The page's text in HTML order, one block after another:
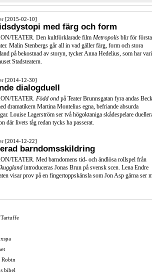
[2015-02-10]
med färg och form
TEATER. Den kultförklarade film Metropolis blir för första
Malin Stenbergs går all in vad gäller färg, form och stora
på bekostnad av storyn, tycker Anna Hedelius, som har
Stadsteatern.
[2014-12-30]
dialogduell
TEATER. Född ond på Teater Brunnsgatan fyra andas
dramatikern Martina Montelius egna, befriande absurda
Louise Lagerström ser två högoktaniga skådespelare
där livets tåg redan tycks ha passerat.
[2014-12-22]
barndomsskildring
TEATER. Med barndomens tid- och ändlösa rollspel från
introduceras Jonas Brun på svensk scen. Lena Endre
visar prov på en fingertoppskänsla som Jon Asp gärna ser
Robin
bibel